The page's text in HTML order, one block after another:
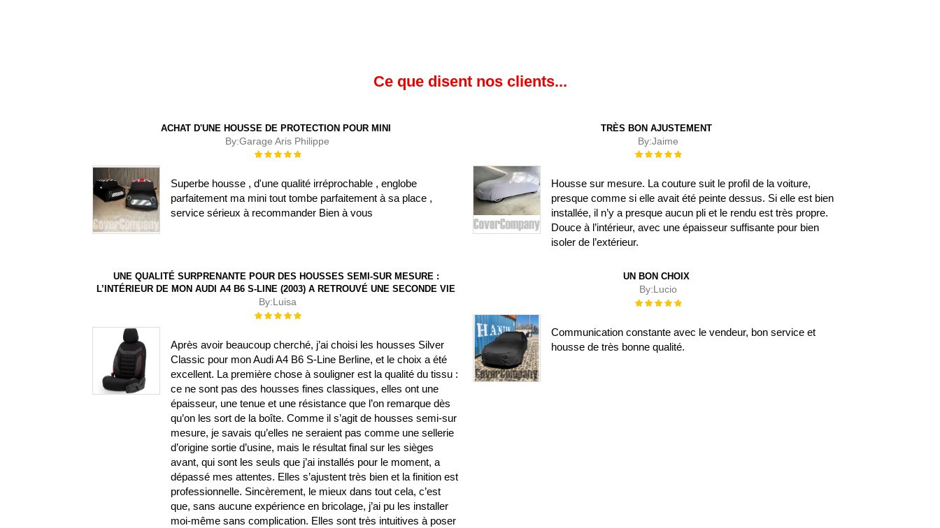
Ce que disent nos clients...
ACHAT D'UNE HOUSSE DE PROTECTION POUR MINI
By:Garage Aris Philippe
Évaluation :
Superbe housse , d'une qualité irréprochable , englobe
parfaitement ma mini tout tombe parfaitement à sa place ,
service sérieux à recommander Bien à vous
TRÈS BON AJUSTEMENT
By:Jaime
Évaluation :
Housse sur mesure. La couture suit le profil de la voiture,
presque comme si elle avait été peinte dessus. Si elle est bien
installée, il n’y a presque aucun pli et le rendu est très propre.
Douce à l’intérieur, avec une épaisseur suffisante pour bien
isoler de l’extérieur.
UNE QUALITÉ SURPRENANTE POUR DES HOUSSES SEMI-SUR MESURE :
L’INTÉRIEUR DE MON AUDI A4 B6 S-LINE (2003) A RETROUVÉ UNE SECONDE VIE
By:Luisa
Évaluation :
Après avoir beaucoup cherché, j’ai choisi les housses Silver
Classic pour mon Audi A4 B6 S-Line Berline, et le choix a été
excellent. La première chose à souligner est la qualité du tissu :
ce ne sont pas des housses fines classiques, elles ont une
épaisseur, une tenue et une résistance que l’on remarque dès
qu’on les sort de la boîte. Comme il s’agit de housses semi-sur
mesure, je savais qu’elles ne seraient pas comme une sellerie
d’origine sortie d’usine, mais le résultat final sur les sièges
avant, qui sont les seuls que j’ai installés pour le moment, a
dépassé mes attentes. Elles s’ajustent très bien et la finition est
professionnelle. Sincèrement, le mieux dans tout cela, c’est
que, sans aucune expérience en bricolage, j’ai pu les installer
moi-même sans complication. Elles sont très intuitives à poser
UN BON CHOIX
By:Lucio
Évaluation :
Communication constante avec le vendeur, bon service et
housse de très bonne qualité.